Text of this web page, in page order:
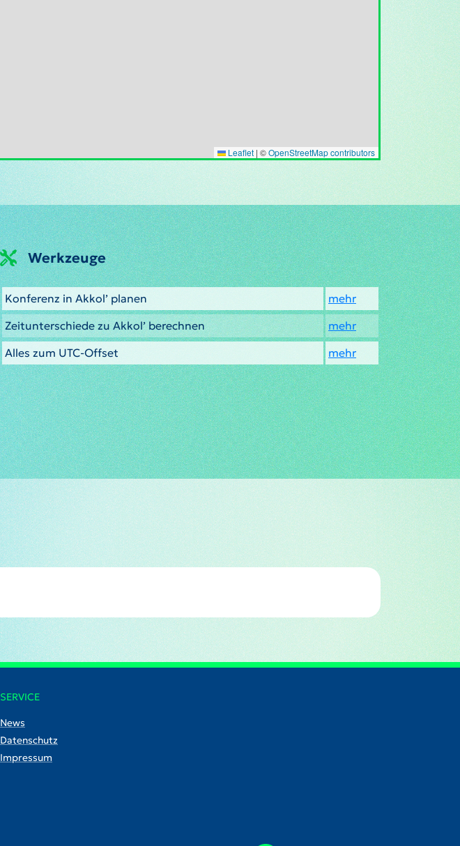
Leaflet | ©OpenStreetMap contributors
Werkzeuge
Konferenz in Akkol’ planen
mehr
Zeitunterschiede zu Akkol’ berechnen
mehr
Alles zum UTC-Offset
mehr
SERVICE
News
Datenschutz
Impressum